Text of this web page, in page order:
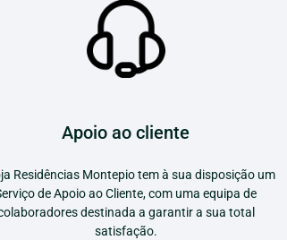
Apoio ao cliente
Residências Montepio tem à sua disposição um
de Apoio ao Cliente, com uma equipa de
destinada a garantir a sua total
satisfação.